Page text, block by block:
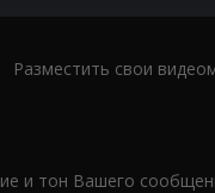
Разместить свои
тон Вашего